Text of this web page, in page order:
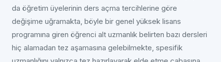
da öğretim üyelerinin ders açma tercihlerine göre
değişime uğramakta, böyle bir genel yüksek lisans
programına giren öğrenci alt uzmanlık belirten bazı dersleri
hiç alamadan tez aşamasına gelebilmekte, spesifik